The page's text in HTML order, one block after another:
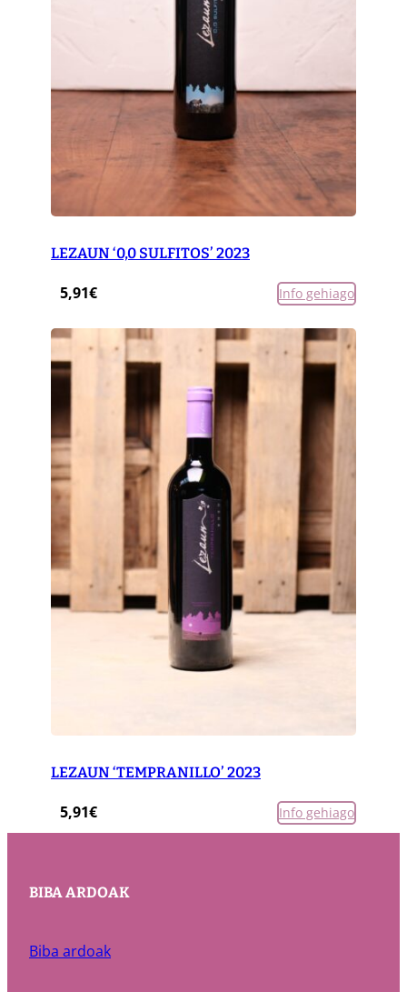
LEZAUN ‘0,0 SULFITOS’ 2023
5,91€ Info gehiago
LEZAUN ‘TEMPRANILLO’ 2023
5,91€ Info gehiago
BIBA ARDOAK
Biba ardoak